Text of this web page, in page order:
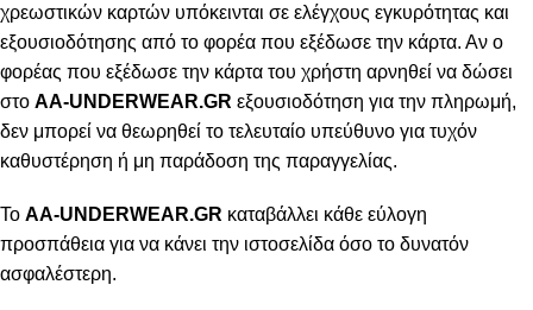
χρεωστικών καρτών υπόκεινται σε ελέγχους εγκυρότητας και
εξουσιοδότησης από το φορέα που εξέδωσε την κάρτα. Αν ο
φορέας που εξέδωσε την κάρτα του χρήστη αρνηθεί να δώσει
στο AA-UNDERWEAR.GR εξουσιοδότηση για την πληρωμή,
δεν μπορεί να θεωρηθεί το τελευταίο υπεύθυνο για τυχόν
καθυστέρηση ή μη παράδοση της παραγγελίας.
Το AA-UNDERWEAR.GR καταβάλλει κάθε εύλογη
προσπάθεια για να κάνει την ιστοσελίδα όσο το δυνατόν
ασφαλέστερη.